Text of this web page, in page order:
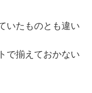
いたものとも違い
で揃えておかない